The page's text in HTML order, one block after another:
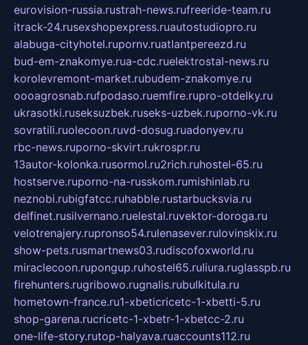
eurovision-russia.rustrah-news.rufreeride-team.ru
itrack-24.rusexshopexpress.ruautostudiopro.ru
alabuga-cityhotel.rupornv.ruatlantpereezd.ru
bud-em-znakomye.rua-cdc.ruelektrostal-news.ru
korolevremont-market.rubudem-znakomye.ru
oooagrosnab.rufpodaso.ruemfire.rupro-otdelky.ru
ukrasotki.ruseksuzbek.ruseks-uzbek.ruporno-vk.ru
sovratili.ruolecoon.ruvd-dosug.ruadonyev.ru
rbc-news.ruporno-skvirt.rukrospr.ru
13autor-kolonka.rusormol.ru2rich.ruhostel-65.ru
hostserve.ruporno-na-russkom.rumishinlab.ru
neznobi.rubigfatcc.ruhabble.rustarbucksvia.ru
delfinet.rusilvernano.ruelestal.ruvektor-doroga.ru
velotrenajery.rupronso54.rulenasever.rulovinskix.ru
show-pets.rusmartnews03.rudiscofoxworld.ru
miraclecoon.rupongup.ruhostel65.ruliura.ruglasspb.ru
firehunters.rugribowo.rugnalis.rubulkitula.ru
hometown-france.ru1-xbeticricetc-1-xbetti-5.ru
shop-garena.rucricetc-1-xbetr-1-xbetcc-2.ru
one-life-story.rutop-halyava.ruaccounts112.ru